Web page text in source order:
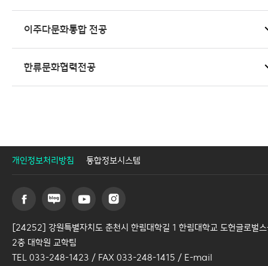
대학원 소식
연구/프로젝트
이주다문화통합 전공
한류문화협력전공
개인정보처리방침 통합정보시스템
[24252] 강원특별자치도 춘천시 한림대학길 1 한림대학교 도헌글로벌
2층 대학원 교학팀
TEL 033-248-1423 / FAX 033-248-1415 / E-mail